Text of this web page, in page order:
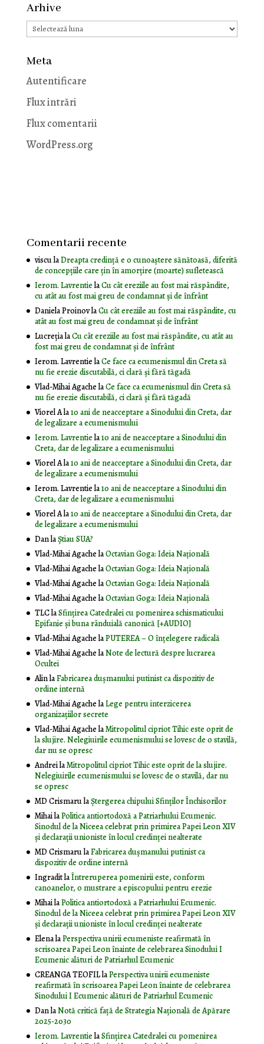
Arhive
Arhive
Meta
Autentificare
Flux intrări
Flux comentarii
WordPress.org
Comentarii recente
visculaDreapta credință e o cunoaștere sănătoasă, diferită
de concepțiile care țin în amorțire (moarte) sufletească
Ierom. LavrentielaCu cât ereziile au fost mai răspândite,
cu atât au fost mai greu de condamnat și de înfrânt
Daniela ProinovlaCu cât ereziile au fost mai răspândite, cu
atât au fost mai greu de condamnat și de înfrânt
LucrețialaCu cât ereziile au fost mai răspândite, cu atât au
fost mai greu de condamnat și de înfrânt
Ierom. LavrentielaCe face ca ecumenismul din Creta să
nu fie erezie discutabilă, ci clară și fără tăgadă
Vlad-Mihai AgachelaCe face ca ecumenismul din Creta să
nu fie erezie discutabilă, ci clară și fără tăgadă
Viorel Ala10 ani de neacceptare a Sinodului din Creta, dar
de legalizare a ecumenismului
Ierom. Lavrentiela10 ani de neacceptare a Sinodului din
Creta, dar de legalizare a ecumenismului
Viorel Ala10 ani de neacceptare a Sinodului din Creta, dar
de legalizare a ecumenismului
Ierom. Lavrentiela10 ani de neacceptare a Sinodului din
Creta, dar de legalizare a ecumenismului
Viorel Ala10 ani de neacceptare a Sinodului din Creta, dar
de legalizare a ecumenismului
DanlaȘtiau SUA?
Vlad-Mihai AgachelaOctavian Goga: Ideia Naţională
Vlad-Mihai AgachelaOctavian Goga: Ideia Naţională
Vlad-Mihai AgachelaOctavian Goga: Ideia Naţională
Vlad-Mihai AgachelaOctavian Goga: Ideia Naţională
TLClaSfințirea Catedralei cu pomenirea schismaticului
Epifanie și buna rânduială canonică [+AUDIO]
Vlad-Mihai AgachelaPUTEREA – O înţelegere radicală
Vlad-Mihai AgachelaNote de lectură despre lucrarea
Ocultei
AlinlaFabricarea dușmanului putinist ca dispozitiv de
ordine internă
Vlad-Mihai AgachelaLege pentru interzicerea
organizaţiilor secrete
Vlad-Mihai AgachelaMitropolitul cipriot Tihic este oprit de
la slujire. Nelegiuirile ecumenismului se lovesc de o stavilă,
dar nu se opresc
AndreilaMitropolitul cipriot Tihic este oprit de la slujire.
Nelegiuirile ecumenismului se lovesc de o stavilă, dar nu
se opresc
MD CrismarulaŞtergerea chipului Sfinţilor Închisorilor
MihailaPolitica antiortodoxă a Patriarhului Ecumenic.
Sinodul de la Niceea celebrat prin primirea Papei Leon XIV
și declarații unioniste în locul credinței nealterate
MD CrismarulaFabricarea dușmanului putinist ca
dispozitiv de ordine internă
IngraditlaÎntreruperea pomenirii este, conform
canoanelor, o mustrare a episcopului pentru erezie
MihailaPolitica antiortodoxă a Patriarhului Ecumenic.
Sinodul de la Niceea celebrat prin primirea Papei Leon XIV
și declarații unioniste în locul credinței nealterate
ElenalaPerspectiva unirii ecumeniste reafirmată în
scrisoarea Papei Leon înainte de celebrarea Sinodului I
Ecumenic alături de Patriarhul Ecumenic
CREANGA TEOFILlaPerspectiva unirii ecumeniste
reafirmată în scrisoarea Papei Leon înainte de celebrarea
Sinodului I Ecumenic alături de Patriarhul Ecumenic
DanlaNotă critică faţă de Strategia Naţională de Apărare
2025-2030
Ierom. LavrentielaSfințirea Catedralei cu pomenirea